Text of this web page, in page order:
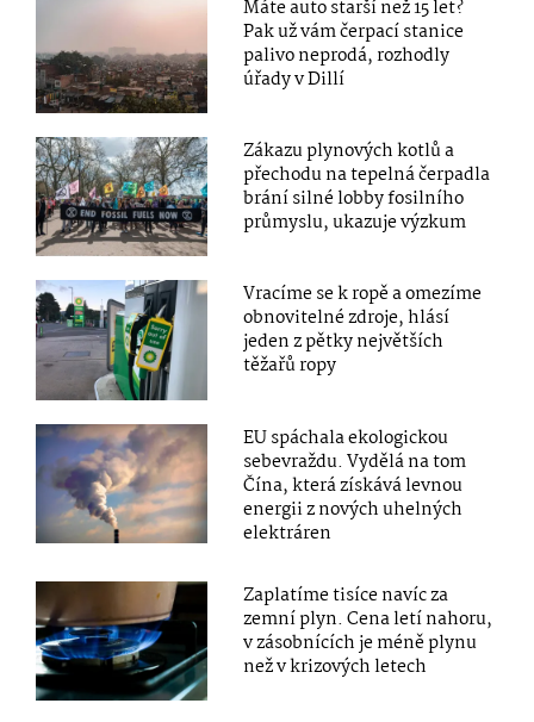
Máte auto starší než 15 let?
Pak už vám čerpací stanice
palivo neprodá, rozhodly
úřady v Dillí
Zákazu plynových kotlů a
přechodu na tepelná čerpadla
brání silné lobby fosilního
průmyslu, ukazuje výzkum
Vracíme se k ropě a omezíme
obnovitelné zdroje, hlásí
jeden z pětky největších
těžařů ropy
EU spáchala ekologickou
sebevraždu. Vydělá na tom
Čína, která získává levnou
energii z nových uhelných
elektráren
Zaplatíme tisíce navíc za
zemní plyn. Cena letí nahoru,
v zásobnících je méně plynu
než v krizových letech